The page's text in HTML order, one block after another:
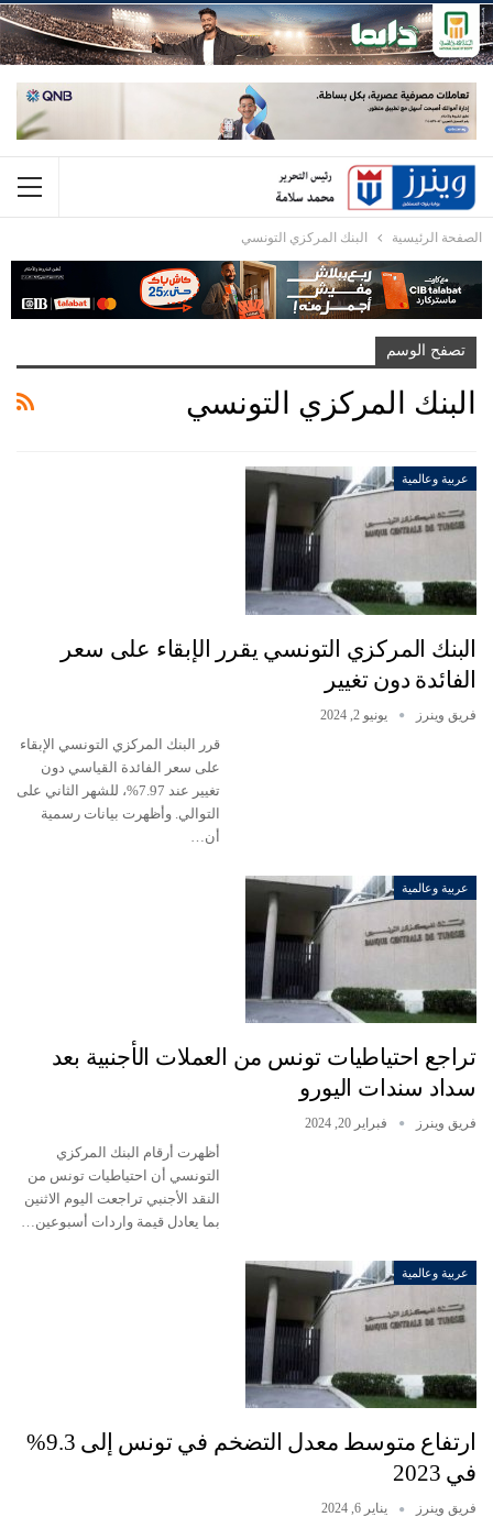
الصفحة الرئيسية البنك المركزي التونسي
تصفح الوسم
البنك المركزي التونسي
عربية وعالمية
البنك المركزي التونسي يقرر الإبقاء على سعر
الفائدة دون تغيير
فريق وينرز يونيو 2, 2024
قرر البنك المركزي التونسي الإبقاء
على سعر الفائدة القياسي دون
تغيير عند 7.97%، للشهر الثاني على
التوالي. وأظهرت بيانات رسمية
أن…
عربية وعالمية
تراجع احتياطيات تونس من العملات الأجنبية بعد
سداد سندات اليورو
فريق وينرز فبراير 20, 2024
أظهرت أرقام البنك المركزي
التونسي أن احتياطيات تونس من
النقد الأجنبي تراجعت اليوم الاثنين
بما يعادل قيمة واردات أسبوعين…
عربية وعالمية
ارتفاع متوسط معدل التضخم في تونس إلى 9.3%
في 2023
فريق وينرز يناير 6, 2024